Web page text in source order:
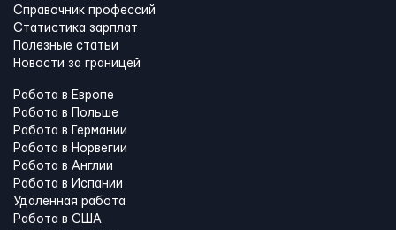
Справочник профессий
Статистика зарплат
Полезные статьи
Новости за границей
Работа в Европе
Работа в Польше
Работа в Германии
Работа в Норвегии
Работа в Англии
Работа в Испании
Удаленная работа
Работа в США